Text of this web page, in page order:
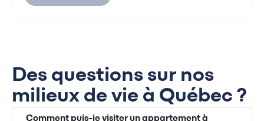
Des questions sur nos
milieux de vie à Québec ?
Comment puis-je visiter un appartement à